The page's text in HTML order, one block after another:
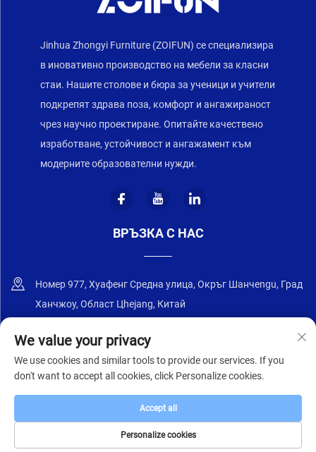
Jinhua Zhongyi Furniture (ZOIFUN) се специализира
в иновативно производство на мебели за класни
стаи. Нашите столове и бюра за ученици и учители
подкрепят здрава поза, комфорт и ангажираност
чрез научно проектиране. Опитайте качествено
изработване, устойчивост и ангажамент към
модерните образователни нужди.
ВРЪЗКА С НАС
Номер 977, Хуафенг Средна улица, Окръг Шанчengu, Град
Ханчжоу, Област Цhejang, Китай
+86-18668589258
[email protected]
Авторско право © 2025 от Jinhua Zhongyi Furniture Co., Ltd.
Политика за поверителност
We value your privacy
We use cookies and similar tools to provide our services. If you
don't want to accept all cookies, click Personalize cookies.
Personalize cookies
Accept all